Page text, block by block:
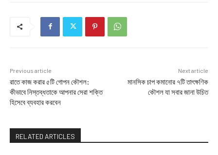
Previous article
রাতে কাজ করার ৫টি গোপন কৌশল:
কীভাবে নিস্তব্ধতাকে আপনার সেরা শক্তি
হিসেবে ব্যবহার করবেন
Next article
মানসিক চাপ কমানোর ৭টি তাৎক্ষণিক
কৌশল যা সবার জানা উচিত
RELATED ARTICLES